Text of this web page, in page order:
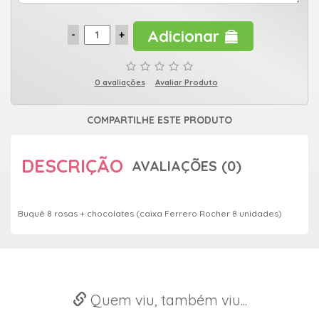
Adicionar
0 avaliações Avaliar Produto
COMPARTILHE ESTE PRODUTO
DESCRIÇÃO AVALIAÇÕES (0)
Buquê 8 rosas + chocolates (caixa Ferrero Rocher 8 unidades)
Quem viu, também viu...